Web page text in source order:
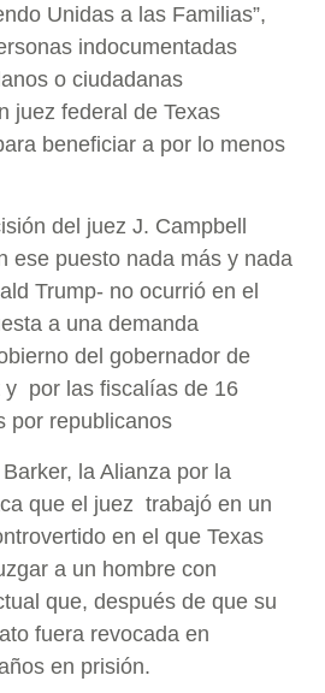
Unidas a las Familias”,
indocumentadas
o ciudadanas
juez federal de Texas
beneficiar a por lo menos
del juez J. Campbell
ese puesto nada más y nada
Trump- no ocurrió en el
a una demanda
del gobernador de
y por las fiscalías de 16
por republicanos
la Alianza por la
que el juez trabajó en un
en el que Texas
a un hombre con
que, después de que su
fuera revocada en
en prisión.